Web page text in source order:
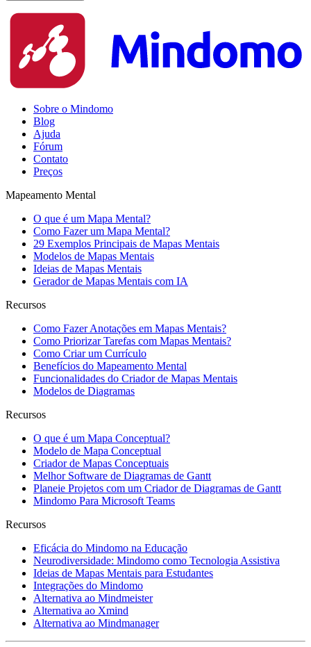
Sobre o Mindomo
Blog
Ajuda
Fórum
Contato
Preços
Mapeamento Mental
O que é um Mapa Mental?
Como Fazer um Mapa Mental?
29 Exemplos Principais de Mapas Mentais
Modelos de Mapas Mentais
Ideias de Mapas Mentais
Gerador de Mapas Mentais com IA
Recursos
Como Fazer Anotações em Mapas Mentais?
Como Priorizar Tarefas com Mapas Mentais?
Como Criar um Currículo
Benefícios do Mapeamento Mental
Funcionalidades do Criador de Mapas Mentais
Modelos de Diagramas
Recursos
O que é um Mapa Conceptual?
Modelo de Mapa Conceptual
Criador de Mapas Conceptuais
Melhor Software de Diagramas de Gantt
Planeie Projetos com um Criador de Diagramas de Gantt
Mindomo Para Microsoft Teams
Recursos
Eficácia do Mindomo na Educação
Neurodiversidade: Mindomo como Tecnologia Assistiva
Ideias de Mapas Mentais para Estudantes
Integrações do Mindomo
Alternativa ao Mindmeister
Alternativa ao Xmind
Alternativa ao Mindmanager